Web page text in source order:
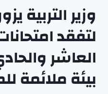
وزير التربية
لتفقد
العاشر
بيئة ملائمة